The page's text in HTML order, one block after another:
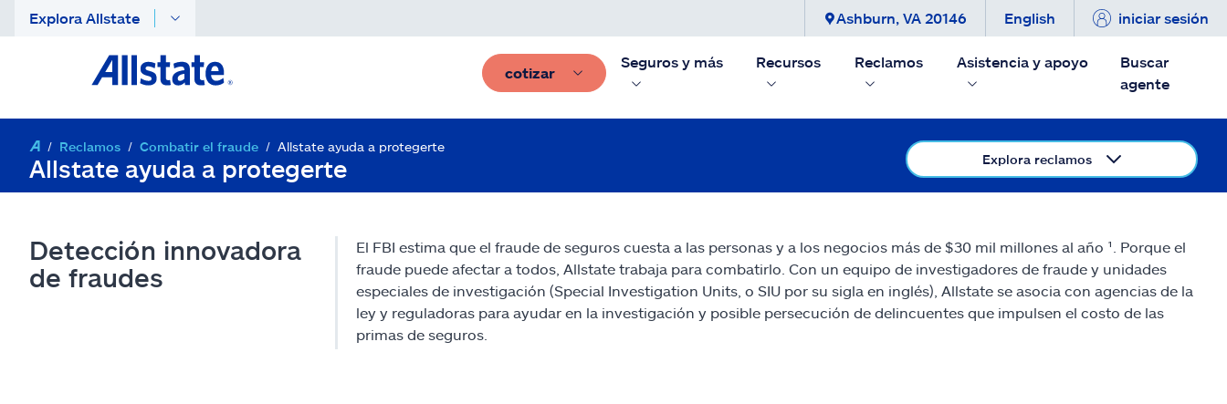
Explora Allstate Ashburn, VA 20146 English iniciar sesión
cotizar
Seguros y más Recursos Reclamos Asistencia y apoyo
Buscar
agente
Reclamos Combatir el fraude Allstate ayuda a protegerte
Allstate ayuda a protegerte Explora reclamos
Detección innovadora
de fraudes
El FBI estima que el fraude de seguros cuesta a las personas y a los negocios más de $30 mil millones al año ¹. Porque el
fraude puede afectar a todos, Allstate trabaja para combatirlo. Con un equipo de investigadores de fraude y unidades
especiales de investigación (Special Investigation Units, o SIU por su sigla en inglés), Allstate se asocia con agencias de la
ley y reguladoras para ayudar en la investigación y posible persecución de delincuentes que impulsen el costo de las
primas de seguros.